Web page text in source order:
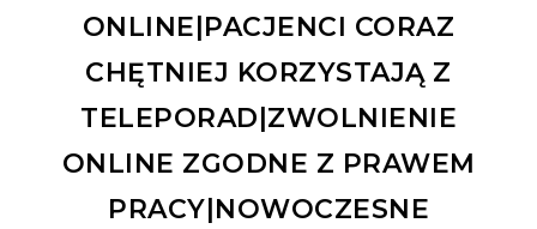
ONLINE|PACJENCI CORAZ
CHĘTNIEJ KORZYSTAJĄ Z
TELEPORAD|ZWOLNIENIE
ONLINE ZGODNE Z PRAWEM
PRACY|NOWOCZESNE